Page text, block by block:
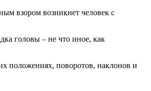
взором возникнет человек с
головы – не что иное, как
положениях, поворотов, наклонов и